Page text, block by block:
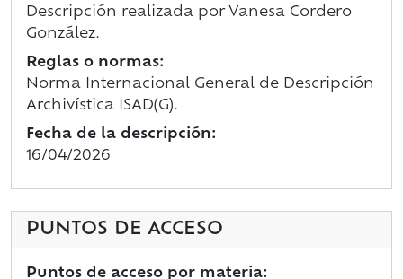
Descripción realizada por Vanesa Cordero
González.
Reglas o normas:
Norma Internacional General de Descripción
Archivística ISAD(G).
Fecha de la descripción:
16/04/2026
PUNTOS DE ACCESO
Puntos de acceso por materia: